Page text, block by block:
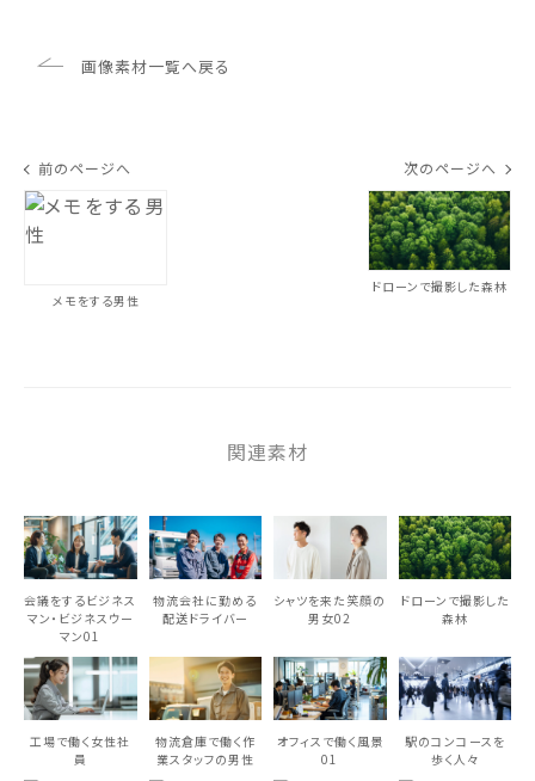
画像素材一覧へ戻る
前のページへ
メモをする男性
次のページへ
ドローンで撮影した森林
関連素材
会議をするビジネス
マン・ビジネスウー
マン01
物流会社に勤める
配送ドライバー
シャツを来た笑顔の
男女02
ドローンで撮影した
森林
工場で働く女性社
員
物流倉庫で働く作
業スタッフの男性
オフィスで働く風景
01
駅のコンコースを
歩く人々